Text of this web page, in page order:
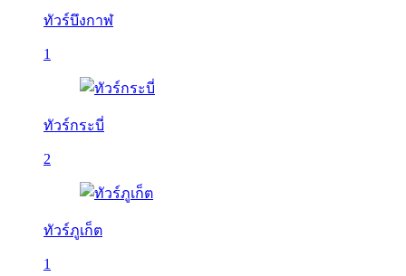
ทัวร์บึงกาฬ
1
ทัวร์กระบี่
2
ทัวร์ภูเก็ต
1